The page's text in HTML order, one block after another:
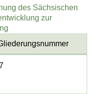
des Sächsischen
zur